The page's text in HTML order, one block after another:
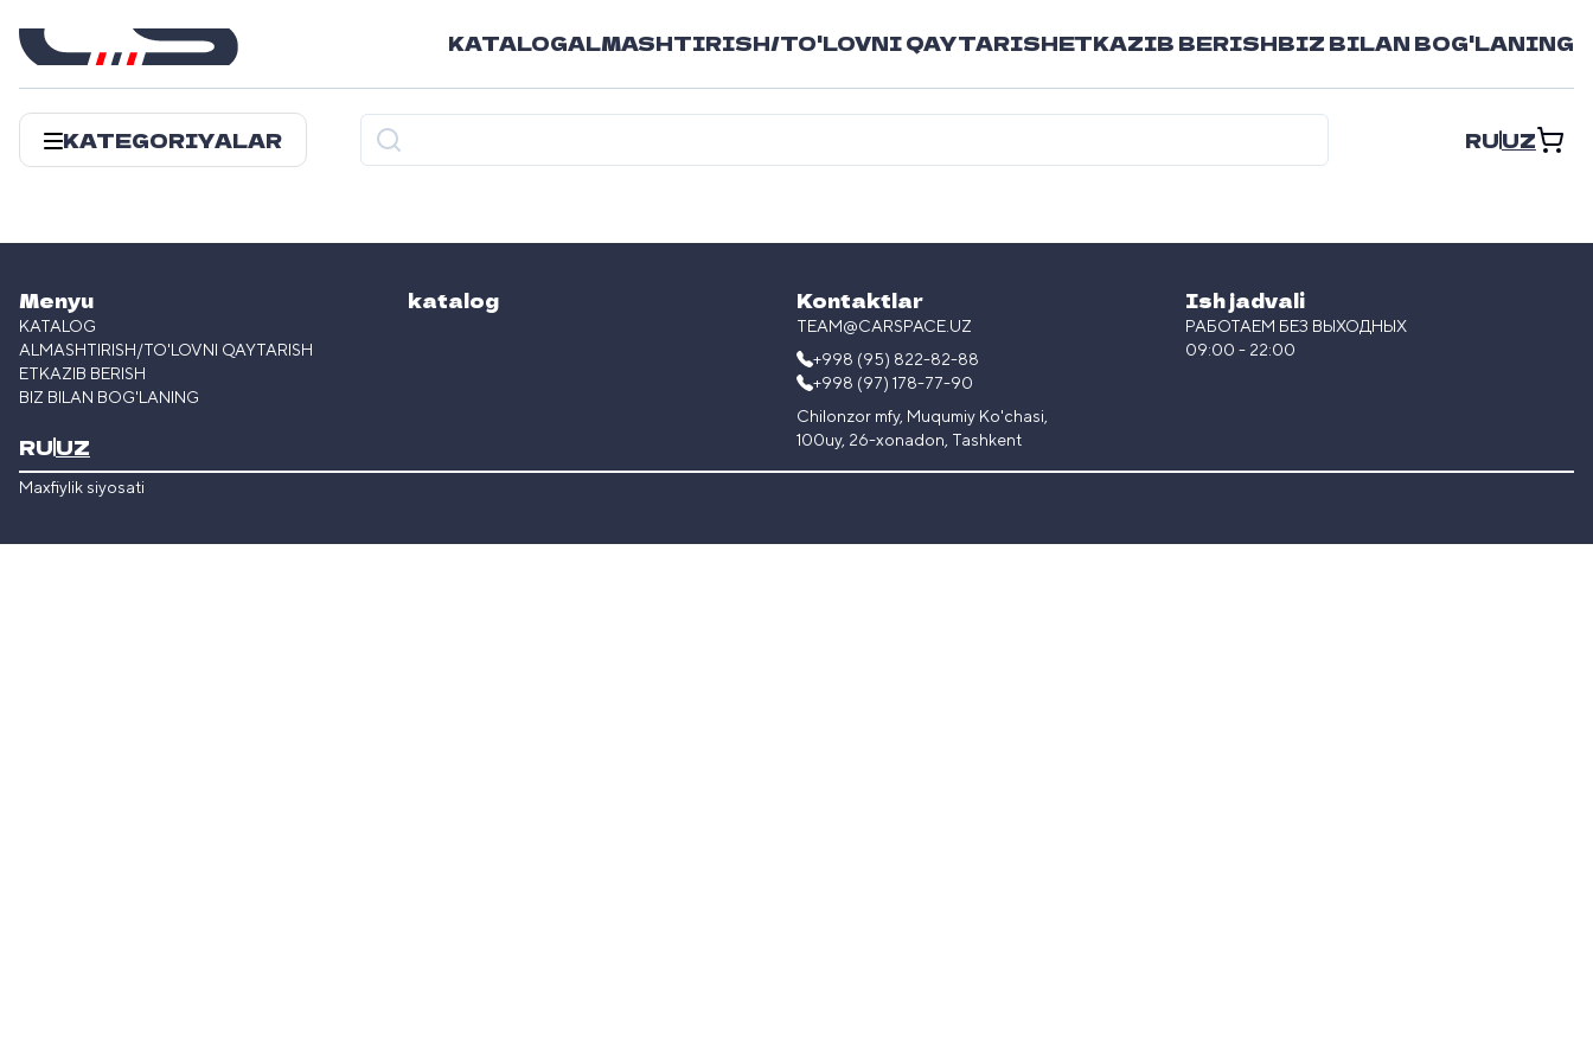
KATALOGALMASHTIRISH/TO'LOVNI QAYTARISHETKAZIB BERISHBIZ BILAN BOG'LANING
KATEGORIYALAR RUUZ
Menyu
KATALOG
ALMASHTIRISH/TO'LOVNI QAYTARISH
ETKAZIB BERISH
BIZ BILAN BOG'LANING
katalog Kontaktlar
TEAM@CARSPACE.UZ
+998 (95) 822-82-88
+998 (97) 178-77-90
Chilonzor mfy, Muqumiy Ko'chasi,
100uy, 26-xonadon, Tashkent
Ish jadvali
РАБОТАЕМ БЕЗ ВЫХОДНЫХ
09:00 - 22:00
RUUZ
Maxfiylik siyosati